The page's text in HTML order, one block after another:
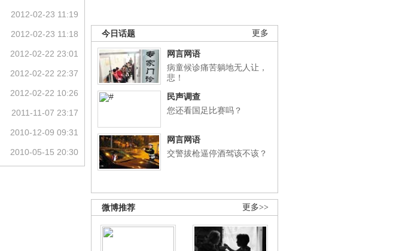
更多
今日话题
网言网语
病童候诊痛苦躺地无人让，
悲！
民声调查
您还看国足比赛吗？
网言网语
交警拔枪逼停酒驾该不该？
更多>>
微博推荐
2012-02-23 11:19
2012-02-23 11:18
2012-02-22 23:01
2012-02-22 22:37
2012-02-22 10:26
2011-11-07 23:17
2010-12-09 09:31
2010-05-15 20:30